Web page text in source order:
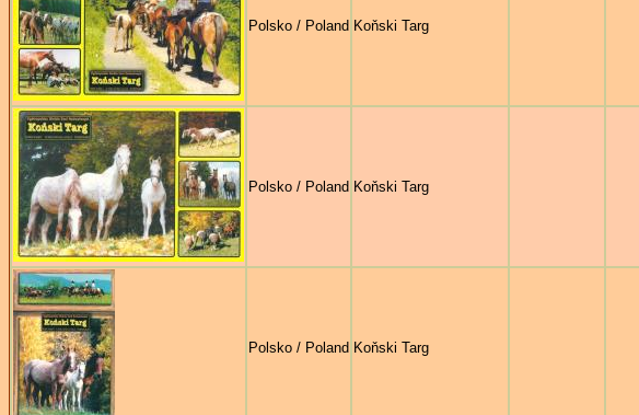
Polsko / Poland Koňski Targ
Polsko / Poland Koňski Targ
Polsko / Poland Koňski Targ